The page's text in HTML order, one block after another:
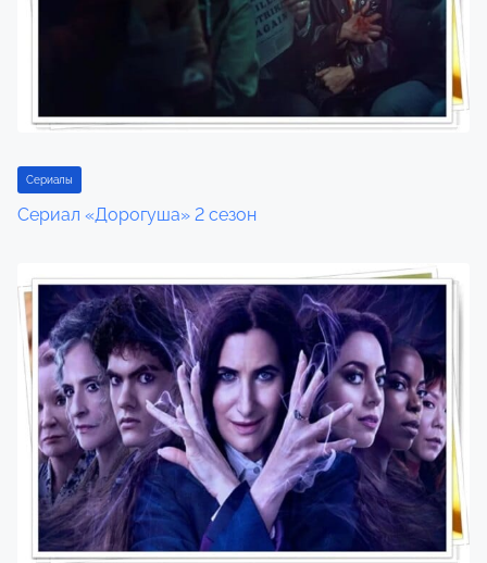
Сериалы
Сериал «Дорогуша» 2 сезон